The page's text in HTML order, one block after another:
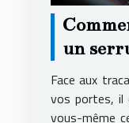
un
Face aux
vos portes, il
vous-même